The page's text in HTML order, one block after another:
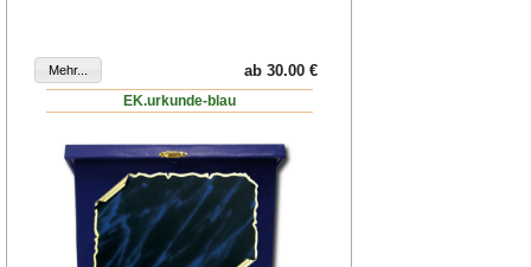
ab 30.00 €
EK.urkunde-blau